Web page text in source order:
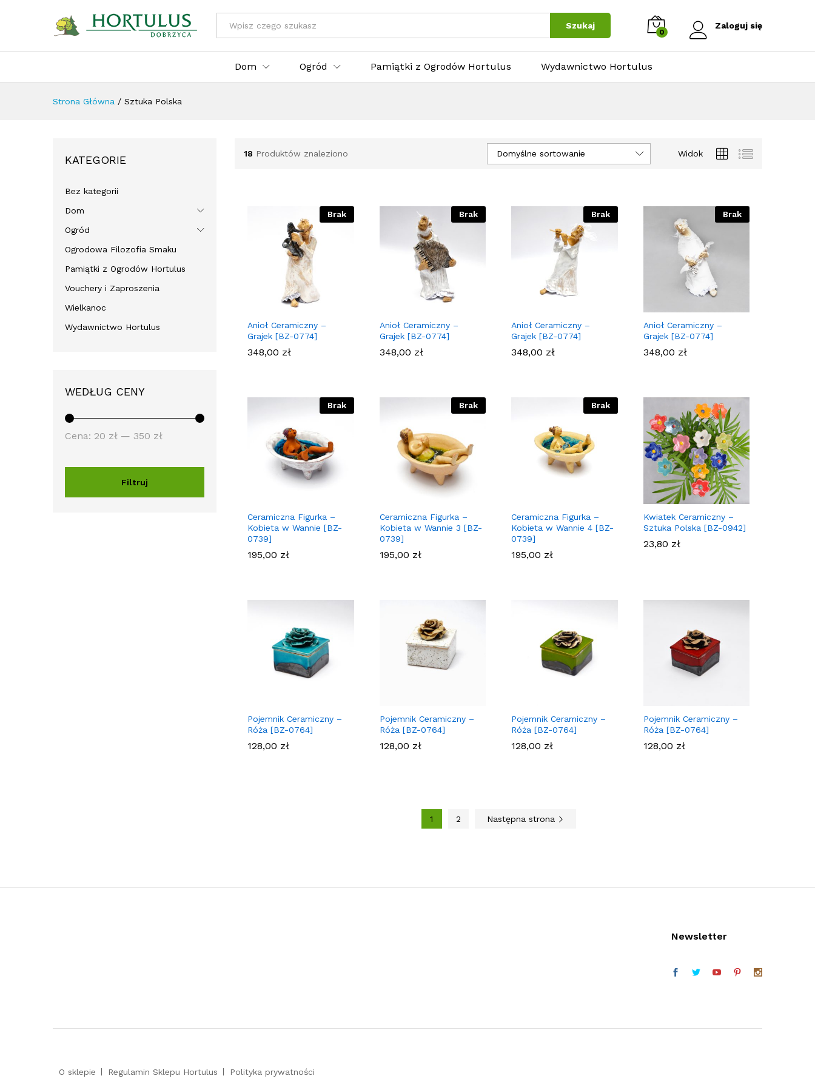
Wszystkie kategorie Szukaj
0
Zaloguj się
Dom Ogród Pamiątki z Ogrodów Hortulus Wydawnictwo Hortulus
Strona Główna / Sztuka Polska
18 Produktów znaleziono Widok
Domyślne sortowanie
Brak
Anioł Ceramiczny –
Grajek [BZ-0774]
348,00 zł
348,00 zł
Brak
Anioł Ceramiczny –
Grajek [BZ-0774]
348,00 zł
348,00 zł
Brak
Anioł Ceramiczny –
Grajek [BZ-0774]
348,00 zł
348,00 zł
Brak
Anioł Ceramiczny –
Grajek [BZ-0774]
348,00 zł
348,00 zł
Brak
Ceramiczna Figurka –
Kobieta w Wannie [BZ-
0739]
195,00 zł
195,00 zł
Brak
Ceramiczna Figurka –
Kobieta w Wannie 3 [BZ-
0739]
195,00 zł
195,00 zł
Brak
Ceramiczna Figurka –
Kobieta w Wannie 4 [BZ-
0739]
195,00 zł
195,00 zł
Kwiatek Ceramiczny –
Sztuka Polska [BZ-0942]
23,80 zł
23,80 zł
Pojemnik Ceramiczny –
Róża [BZ-0764]
128,00 zł
128,00 zł
Pojemnik Ceramiczny –
Róża [BZ-0764]
128,00 zł
128,00 zł
Pojemnik Ceramiczny –
Róża [BZ-0764]
128,00 zł
128,00 zł
Pojemnik Ceramiczny –
Róża [BZ-0764]
128,00 zł
128,00 zł
1 2 Następna strona
KATEGORIE
Bez kategorii
Dom
Ogród
Ogrodowa Filozofia Smaku
Pamiątki z Ogrodów Hortulus
Vouchery i Zaproszenia
Wielkanoc
Wydawnictwo Hortulus
WEDŁUG CENY
Filtruj
Cena: 20 zł — 350 zł
Newsletter
O sklepie Regulamin Sklepu Hortulus Polityka prywatności